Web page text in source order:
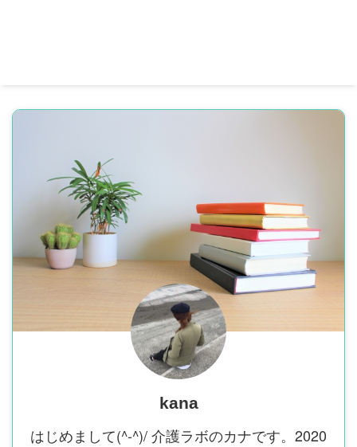
kana
はじめまして(^-^)/ 介護ラボのカナです。2020